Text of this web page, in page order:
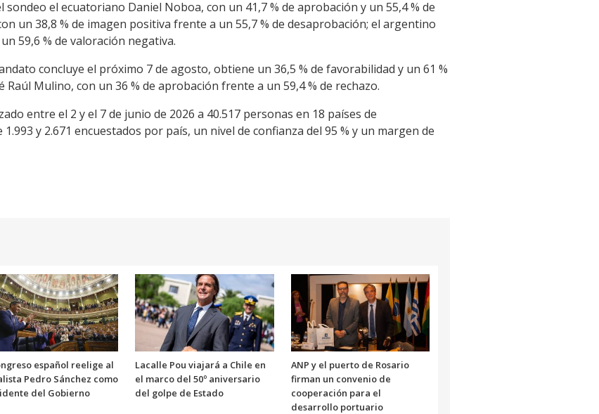
el ecuatoriano Daniel Noboa, con un 41,7 % de aprobación y un 55,4 % de
un 38,8 % de imagen positiva frente a un 55,7 % de desaprobación; el argentino
59,6 % de valoración negativa.
concluye el próximo 7 de agosto, obtiene un 36,5 % de favorabilidad y un 61 %
Raúl Mulino, con un 36 % de aprobación frente a un 59,4 % de rechazo.
entre el 2 y el 7 de junio de 2026 a 40.517 personas en 18 países de
y 2.671 encuestados por país, un nivel de confianza del 95 % y un margen de
español reelige al
Pedro Sánchez como
del Gobierno
Lacalle Pou viajará a Chile en
el marco del 50º aniversario
del golpe de Estado
ANP y el puerto de Rosario
firman un convenio de
cooperación para el
desarrollo portuario